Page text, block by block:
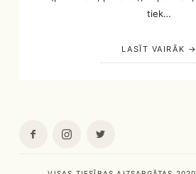
tiek…
LASĪT VAIRĀK